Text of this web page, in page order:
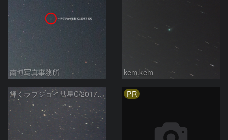
南博写真事務所 kem.kem
輝くラブジョイ彗星C/2017E4 PR